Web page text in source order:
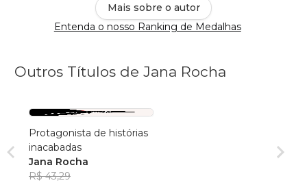
Mais sobre o autor
Entenda o nosso Ranking de Medalhas
Outros Títulos de Jana Rocha
Protagonista de histórias
inacabadas
Jana Rocha
R$ 43,29